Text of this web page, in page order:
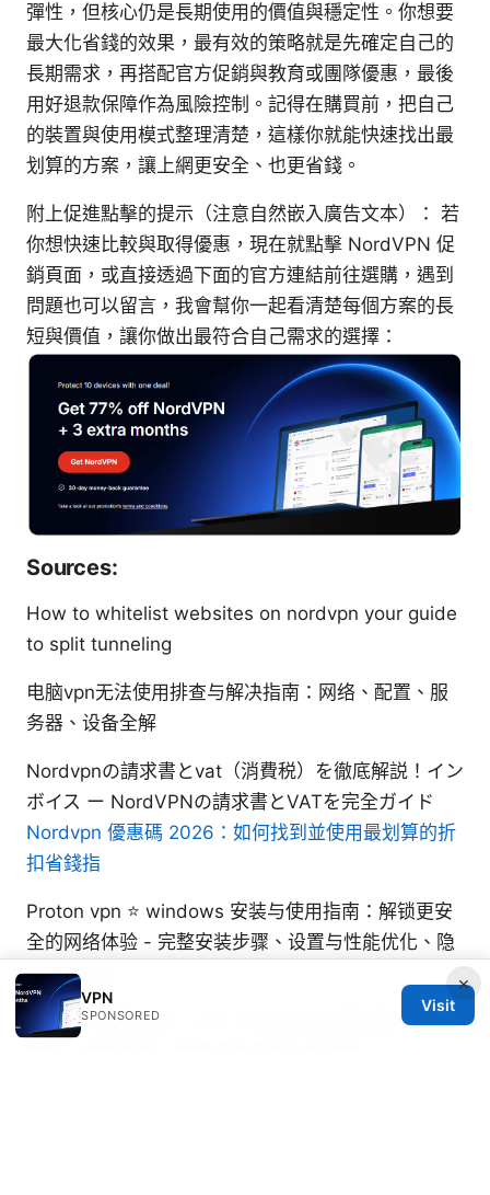
彈性，但核心仍是長期使用的價值與穩定性。你想要
最大化省錢的效果，最有效的策略就是先確定自己的
長期需求，再搭配官方促銷與教育或團隊優惠，最後
用好退款保障作為風險控制。記得在購買前，把自己
的裝置與使用模式整理清楚，這樣你就能快速找出最
划算的方案，讓上網更安全、也更省錢。
附上促進點擊的提示（注意自然嵌入廣告文本）： 若
你想快速比較與取得優惠，現在就點擊 NordVPN 促
銷頁面，或直接透過下面的官方連結前往選購，遇到
問題也可以留言，我會幫你一起看清楚每個方案的長
短與價值，讓你做出最符合自己需求的選擇：
Sources:
How to whitelist websites on nordvpn your guide
to split tunneling
电脑vpn无法使用排查与解决指南：网络、配置、服
务器、设备全解
Nordvpnの請求書とvat（消費税）を徹底解説！イン
ボイス ー NordVPNの請求書とVATを完全ガイド
Nordvpn 優惠碼 2026：如何找到並使用最划算的折
扣省錢指
Proton vpn ⭐ windows 安装与使用指南：解锁更安
全的网络体验 - 完整安装步骤、设置与性能优化、隐
私保护要点
个人vpn 使用指南：从入门到进阶的完整攻略，隐私
×
VPN
SPONSORED
Visit